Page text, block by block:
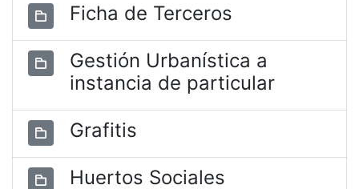
Ficha de Terceros
Gestión Urbanística a
instancia de particular
Grafitis
Huertos Sociales